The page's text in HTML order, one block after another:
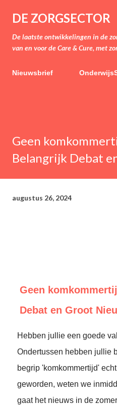
Doorgaan naar
DE ZORGSECTOR
De laatste ontwikkelingen in de
van en voor de Care & Cure, met
Nieuwsbrief
Geen
Belangrijk Debat
augustus 26, 2024
Geen
Debat en Groot
Hebben jullie een goede
Ondertussen hebben jullie
begrip 'komkommertijd'
geworden, weten we
gaat het nieuws in de